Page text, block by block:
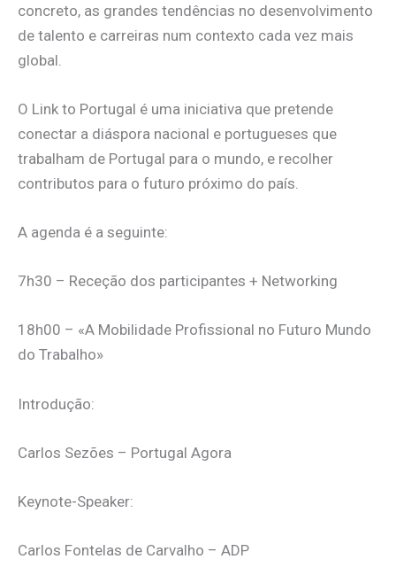
concreto, as grandes tendências no desenvolvimento
de talento e carreiras num contexto cada vez mais
global.
O Link to Portugal é uma iniciativa que pretende
conectar a diáspora nacional e portugueses que
trabalham de Portugal para o mundo, e recolher
contributos para o futuro próximo do país.
A agenda é a seguinte:
7h30 – Receção dos participantes + Networking
18h00 – «A Mobilidade Profissional no Futuro Mundo
do Trabalho»
Introdução:
Carlos Sezões – Portugal Agora
Keynote-Speaker:
Carlos Fontelas de Carvalho – ADP